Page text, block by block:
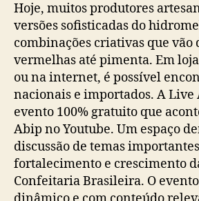
Hoje, muitos produtores
versões sofisticadas do
combinações criativas que vão
vermelhas até pimenta. Em
ou na internet, é possível
nacionais e importados. A Live
evento 100% gratuito que
Abip no Youtube. Um espaço
discussão de temas
fortalecimento e crescimento
Confeitaria Brasileira. O